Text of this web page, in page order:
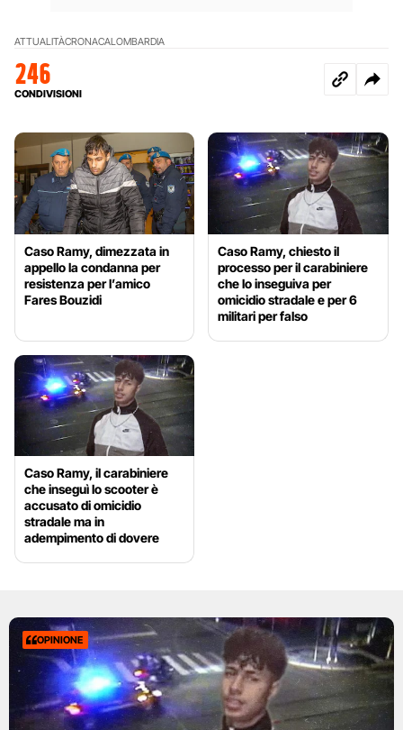
ATTUALITÀCRONACALOMBARDIA
246
CONDIVISIONI
Caso Ramy, dimezzata in
appello la condanna per
resistenza per l’amico
Fares Bouzidi
Caso Ramy, chiesto il
processo per il carabiniere
che lo inseguiva per
omicidio stradale e per 6
militari per falso
Caso Ramy, il carabiniere
che inseguì lo scooter è
accusato di omicidio
stradale ma in
adempimento di dovere
OPINIONE